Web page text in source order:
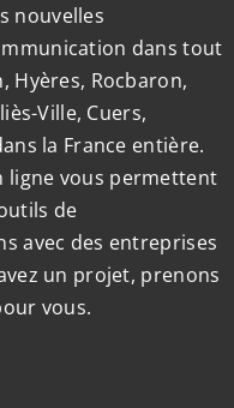
nouvelles
dans tout
Hyères, Rocbaron,
Ville, Cuers,
la France entière.
ligne vous permettent
de
avec des entreprises
un projet, prenons
vous.